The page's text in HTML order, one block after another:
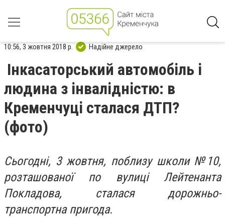
10:56, 3 жовтня 2018 р. Надійне джерело
Інкасаторський автомобіль і
людина з інвалідністю: в
Кременчуці сталася ДТП?
(фото)
Сьогодні, 3 жовтня, поблизу школи №10,
розташованої по вулиці Лейтенанта
Покладова, сталася дорожньо-
транспортна пригода.